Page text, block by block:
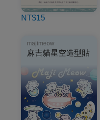
NT$15
majimeow
麻吉貓星空造型貼